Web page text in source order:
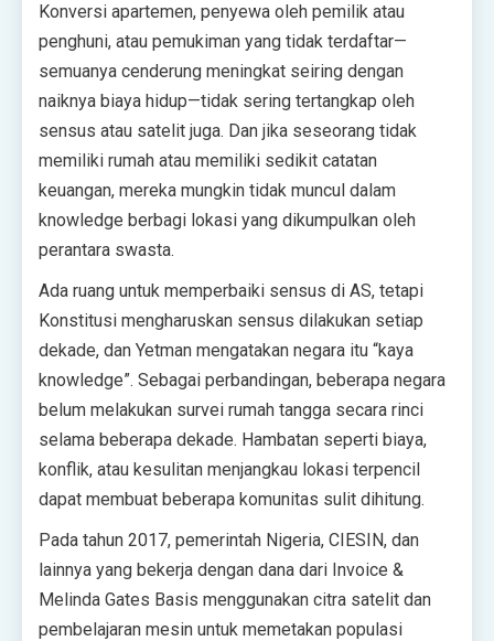
Konversi apartemen, penyewa oleh pemilik atau
penghuni, atau pemukiman yang tidak terdaftar—
semuanya cenderung meningkat seiring dengan
naiknya biaya hidup—tidak sering tertangkap oleh
sensus atau satelit juga. Dan jika seseorang tidak
memiliki rumah atau memiliki sedikit catatan
keuangan, mereka mungkin tidak muncul dalam
knowledge berbagi lokasi yang dikumpulkan oleh
perantara swasta.
Ada ruang untuk memperbaiki sensus di AS, tetapi
Konstitusi mengharuskan sensus dilakukan setiap
dekade, dan Yetman mengatakan negara itu “kaya
knowledge”. Sebagai perbandingan, beberapa negara
belum melakukan survei rumah tangga secara rinci
selama beberapa dekade. Hambatan seperti biaya,
konflik, atau kesulitan menjangkau lokasi terpencil
dapat membuat beberapa komunitas sulit dihitung.
Pada tahun 2017, pemerintah Nigeria, CIESIN, dan
lainnya yang bekerja dengan dana dari Invoice &
Melinda Gates Basis menggunakan citra satelit dan
pembelajaran mesin untuk memetakan populasi